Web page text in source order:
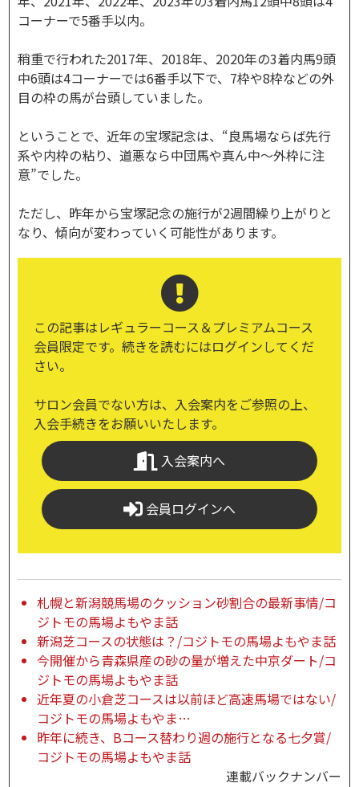
コーナーで5番手以内。
稍重で行われた2017年、2018年、2020年の3着内馬9頭
中6頭は4コーナーでは6番手以下で、7枠や8枠などの外
目の枠の馬が台頭していました。
ということで、近年の宝塚記念は、“良馬場ならば先行
系や内枠の粘り、道悪なら中団馬や真ん中～外枠に注
意”でした。
ただし、昨年から宝塚記念の施行が2週間繰り上がりと
なり、傾向が変わっていく可能性があります。
この記事はレギュラーコース＆プレミアムコース
会員限定です。続きを読むにはログインしてくだ
さい。
サロン会員でない方は、入会案内をご参照の上、
入会手続きをお願いいたします。
入会案内へ
会員ログインへ
札幌と新潟競馬場のクッション砂割合の最新事情/コ
ジトモの馬場よもやま話
新潟芝コースの状態は？/コジトモの馬場よもやま話
今開催から青森県産の砂の量が増えた中京ダート/コ
ジトモの馬場よもやま話
近年夏の小倉芝コースは以前ほど高速馬場ではない/
コジトモの馬場よもやま…
昨年に続き、Bコース替わり週の施行となる七夕賞/
コジトモの馬場よもやま話
連載バックナンバー